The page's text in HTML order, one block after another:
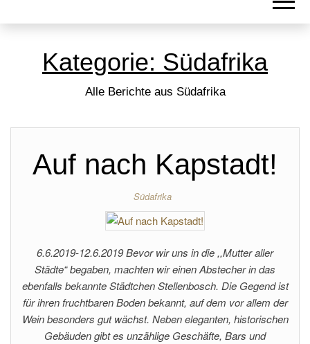
Kategorie: Südafrika
Alle Berichte aus Südafrika
Auf nach Kapstadt!
Südafrika
6.6.2019-12.6.2019 Bevor wir uns in die ,,Mutter aller
Städte“ begaben, machten wir einen Abstecher in das
ebenfalls bekannte Städtchen Stellenbosch. Die Gegend ist
für ihren fruchtbaren Boden bekannt, auf dem vor allem der
Wein besonders gut wächst. Neben eleganten, historischen
Gebäuden gibt es unzählige Geschäfte, Bars und